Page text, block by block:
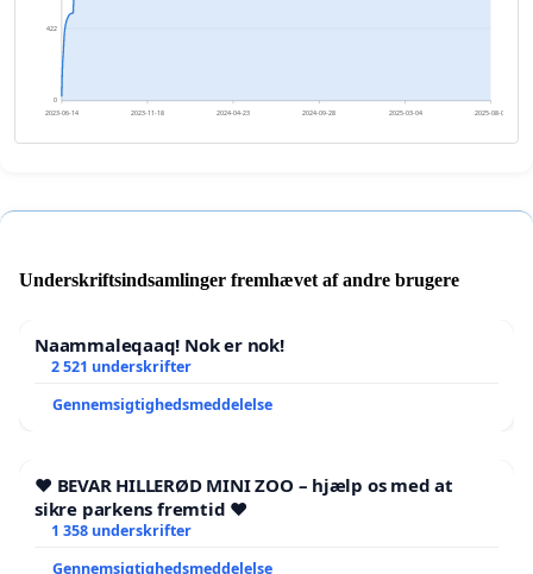
0
422
2023-06-14 2023-11-18 2024-04-23 2024-09-28 2025-03-04 2025-08-08
Underskriftsindsamlinger fremhævet af andre brugere
Naammaleqaaq! Nok er nok!
2 521 underskrifter
Gennemsigtighedsmeddelelse
❤️ BEVAR HILLERØD MINI ZOO – hjælp os med at
sikre parkens fremtid ❤️
1 358 underskrifter
Gennemsigtighedsmeddelelse